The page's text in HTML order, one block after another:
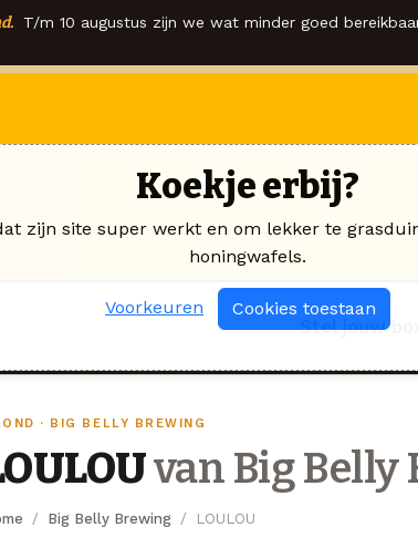
T/m 10 augustus zijn we wat minder goed
Stel jouw
· BIG BELLY BREWING
van Big Belly
Big Belly Brewing LOULOU
Koekje erbij?
zijn site super werkt en om lekker te
honingwafels.
Voorkeuren Cookies toestaan